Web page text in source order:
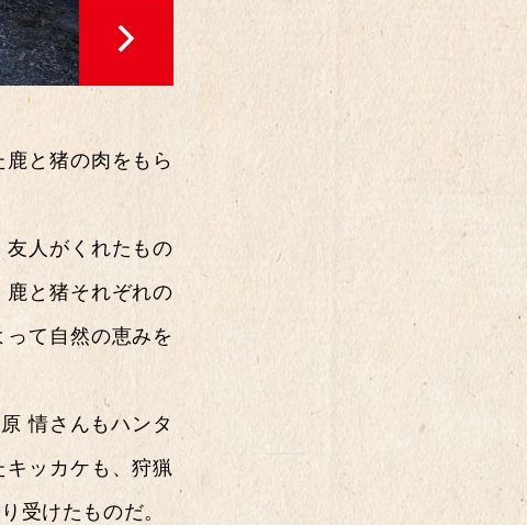
車種の年代
1970's～
～
車種のジャンル
ペ系 ハッチバック系 セダン・ハ
と猪の肉をもら
人がくれたもの
と猪それぞれの
て自然の恵みを
情さんもハンタ
ッカケも、狩猟
受けたものだ。